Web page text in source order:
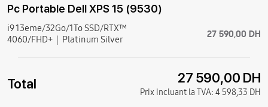
Pc Portable Dell XPS 15 (9530)
i9 13eme/32Go/1To SSD/RTX™
4060/FHD+
Platinum Silver 27 590,00 DH
Total 27 590,00 DH
Prix incluant la TVA: 4 598,33 DH